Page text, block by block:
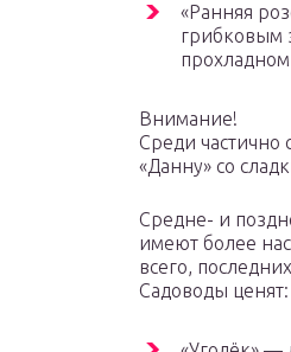
«Ранняя
грибковым
Внимание!
Среди частично
«Данну» со
Средне- и
имеют более
всего,
Садоводы ценят: